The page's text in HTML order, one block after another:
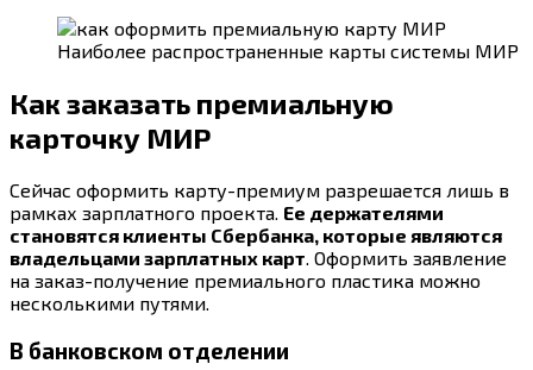
Наиболее распространенные карты системы МИР
Как заказать премиальную
карточку МИР
Сейчас оформить карту-премиум разрешается лишь в
рамках зарплатного проекта. Ее держателями
становятся клиенты Сбербанка, которые являются
владельцами зарплатных карт. Оформить заявление
на заказ-получение премиального пластика можно
несколькими путями.
В банковском отделении